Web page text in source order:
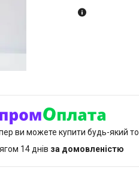
ви можете купити будь-який
14 днів за домовленістю